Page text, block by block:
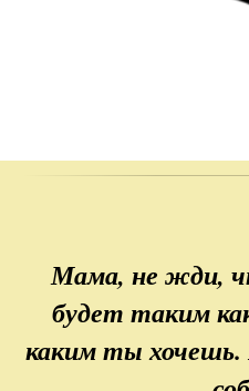
Мама, не жди,
будет таким
каким ты